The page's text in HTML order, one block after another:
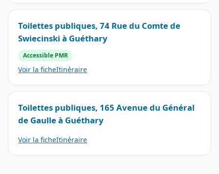
Toilettes publiques, 74 Rue du Comte de
Swiecinski à Guéthary
Accessible PMR
Voir la ficheItinéraire
Toilettes publiques, 165 Avenue du Général
de Gaulle à Guéthary
Voir la ficheItinéraire